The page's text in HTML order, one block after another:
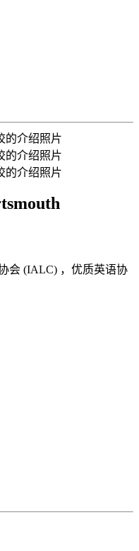
会 (IALC) ，优质英语协